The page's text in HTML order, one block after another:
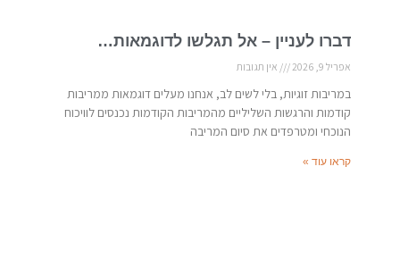
דברו לעניין – אל תגלשו לדוגמאות…
אפריל 9, 2026 אין תגובות
במריבות זוגיות, בלי לשים לב, אנחנו מעלים דוגמאות ממריבות
קודמות והרגשות השליליים מהמריבות הקודמות נכנסים לוויכוח
הנוכחי ומטרפדים את סיום המריבה
קראו עוד »